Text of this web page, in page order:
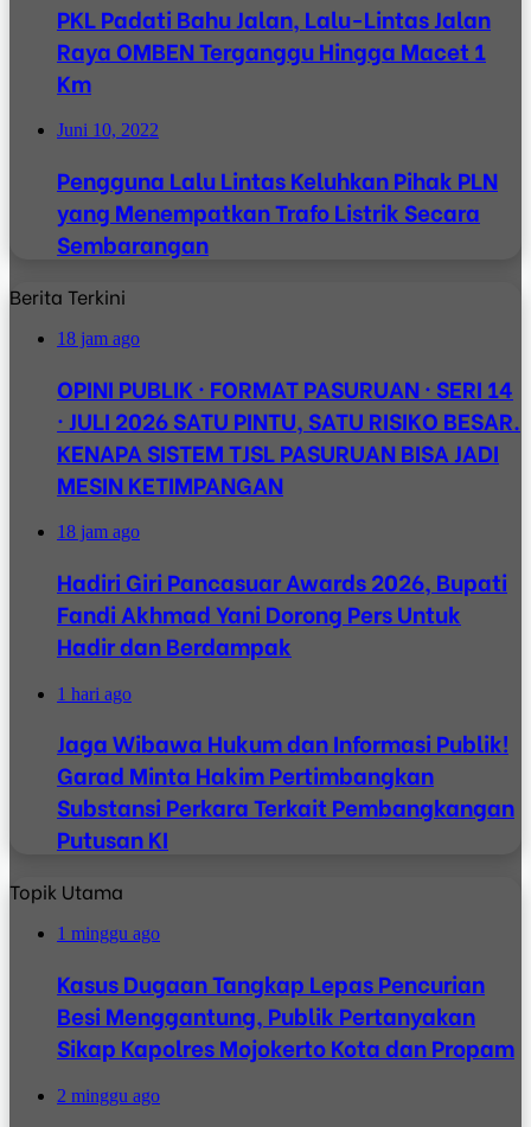
PKL Padati Bahu Jalan, Lalu-Lintas Jalan
Raya OMBEN Terganggu Hingga Macet 1
Km
Juni 10, 2022
Pengguna Lalu Lintas Keluhkan Pihak PLN
yang Menempatkan Trafo Listrik Secara
Sembarangan
Berita Terkini
18 jam ago
OPINI PUBLIK · FORMAT PASURUAN · SERI 14
· JULI 2026 SATU PINTU, SATU RISIKO BESAR.
KENAPA SISTEM TJSL PASURUAN BISA JADI
MESIN KETIMPANGAN
18 jam ago
Hadiri Giri Pancasuar Awards 2026, Bupati
Fandi Akhmad Yani Dorong Pers Untuk
Hadir dan Berdampak
1 hari ago
Jaga Wibawa Hukum dan Informasi Publik!
Garad Minta Hakim Pertimbangkan
Substansi Perkara Terkait Pembangkangan
Putusan KI
Topik Utama
1 minggu ago
Kasus Dugaan Tangkap Lepas Pencurian
Besi Menggantung, Publik Pertanyakan
Sikap Kapolres Mojokerto Kota dan Propam
2 minggu ago